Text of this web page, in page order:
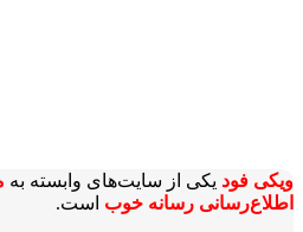
ویکی‌ فود یکی از سایت‌های وابسته به
اطلاع‌رسانی رسانه خوب است.